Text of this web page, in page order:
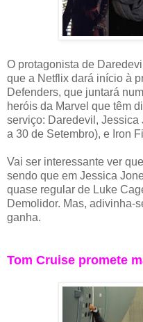
O protagonista de
que a Netflix dará início à
Defenders, que juntará
heróis da Marvel que têm
serviço: Daredevil, Jessica
a 30 de Setembro), e Iron
Vai ser interessante ver
sendo que em Jessica
quase regular de Luke
Demolidor. Mas, adivinha-
ganha.
Tom Cruise promete